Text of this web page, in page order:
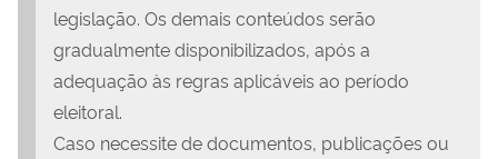
legislação. Os demais conteúdos serão
gradualmente disponibilizados, após a
adequação às regras aplicáveis ao período
eleitoral.
Caso necessite de documentos, publicações ou